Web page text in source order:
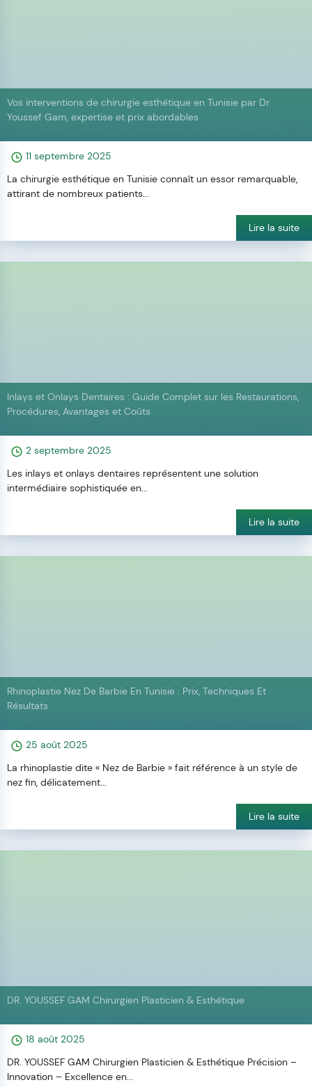
11 septembre 2025
Vos interventions de chirurgie esthétique en Tunisie par Dr
Youssef Gam, expertise et prix abordables
La chirurgie esthétique en Tunisie connaît un essor remarquable,
attirant de nombreux patients...
Lire la suite
2 septembre 2025
Inlays et Onlays Dentaires : Guide Complet sur les Restaurations,
Procédures, Avantages et Coûts
Les inlays et onlays dentaires représentent une solution
intermédiaire sophistiquée en...
Lire la suite
25 août 2025
Rhinoplastie Nez De Barbie En Tunisie : Prix, Techniques Et
Résultats
La rhinoplastie dite « Nez de Barbie » fait référence à un style de
nez fin, délicatement...
Lire la suite
18 août 2025
DR. YOUSSEF GAM Chirurgien Plasticien & Esthétique
DR. YOUSSEF GAM Chirurgien Plasticien & Esthétique Précision –
Innovation – Excellence en...